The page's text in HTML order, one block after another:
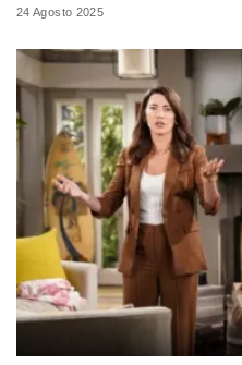
24 Agosto 2025